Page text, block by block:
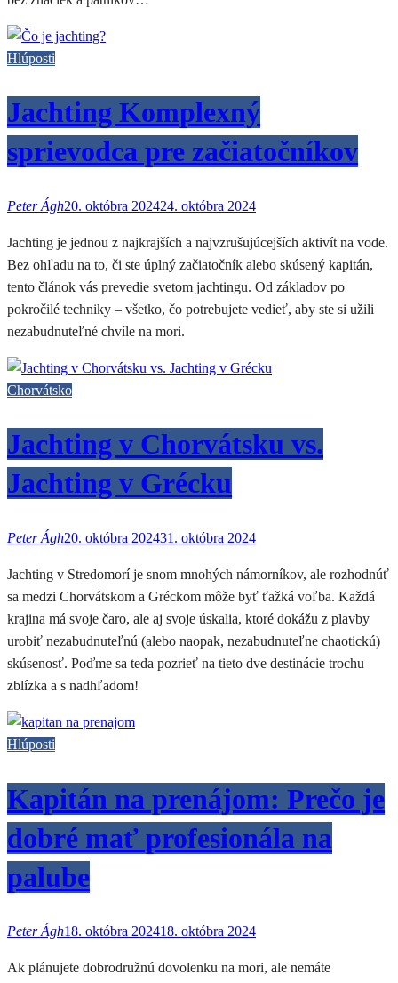
Hlúposti
Jachting Komplexný
sprievodca pre začiatočníkov
Peter Ágh20. októbra 202424. októbra 2024
Jachting je jednou z najkrajších a najvzrušujúcejších aktivít na vode.
Bez ohľadu na to, či ste úplný začiatočník alebo skúsený kapitán,
tento článok vás prevedie svetom jachtingu. Od základov po
pokročilé techniky – všetko, čo potrebujete vedieť, aby ste si užili
nezabudnuteľné chvíle na mori.
Chorvátsko
Jachting v Chorvátsku vs.
Jachting v Grécku
Peter Ágh20. októbra 202431. októbra 2024
Jachting v Stredomorí je snom mnohých námorníkov, ale rozhodnúť
sa medzi Chorvátskom a Gréckom môže byť ťažká voľba. Každá
krajina má svoje čaro, ale aj svoje úskalia, ktoré dokážu z plavby
urobiť nezabudnuteľnú (alebo naopak, nezabudnuteľne chaotickú)
skúsenosť. Poďme sa teda pozrieť na tieto dve destinácie trochu
zblízka a s nadhľadom!
Hlúposti
Kapitán na prenájom: Prečo je
dobré mať profesionála na
palube
Peter Ágh18. októbra 202418. októbra 2024
Ak plánujete dobrodružnú dovolenku na mori, ale nemáte